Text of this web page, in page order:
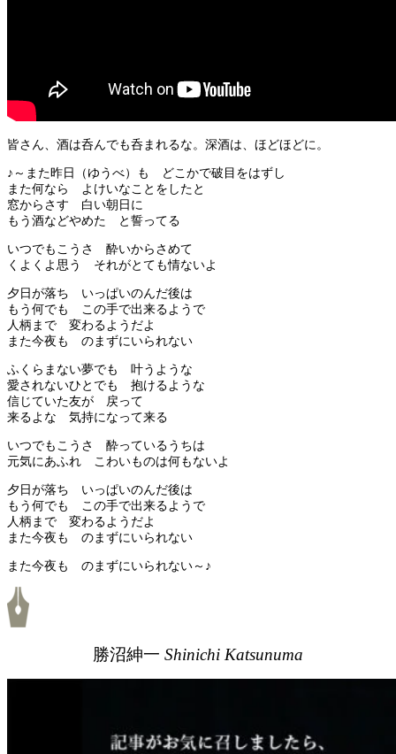
皆さん、酒は呑んでも呑まれるな。深酒は、ほどほどに。
♪～また昨日（ゆうべ）も どこかで破目をはずし
また何なら よけいなことをしたと
窓からさす 白い朝日に
もう酒などやめた と誓ってる
いつでもこうさ 酔いからさめて
くよくよ思う それがとても情ないよ
夕日が落ち いっぱいのんだ後は
もう何でも この手で出来るようで
人柄まで 変わるようだよ
また今夜も のまずにいられない
ふくらまない夢でも 叶うような
愛されないひとでも 抱けるような
信じていた友が 戻って
来るよな 気持になって来る
いつでもこうさ 酔っているうちは
元気にあふれ こわいものは何もないよ
夕日が落ち いっぱいのんだ後は
もう何でも この手で出来るようで
人柄まで 変わるようだよ
また今夜も のまずにいられない
また今夜も のまずにいられない～♪
勝沼紳一 Shinichi Katsunuma